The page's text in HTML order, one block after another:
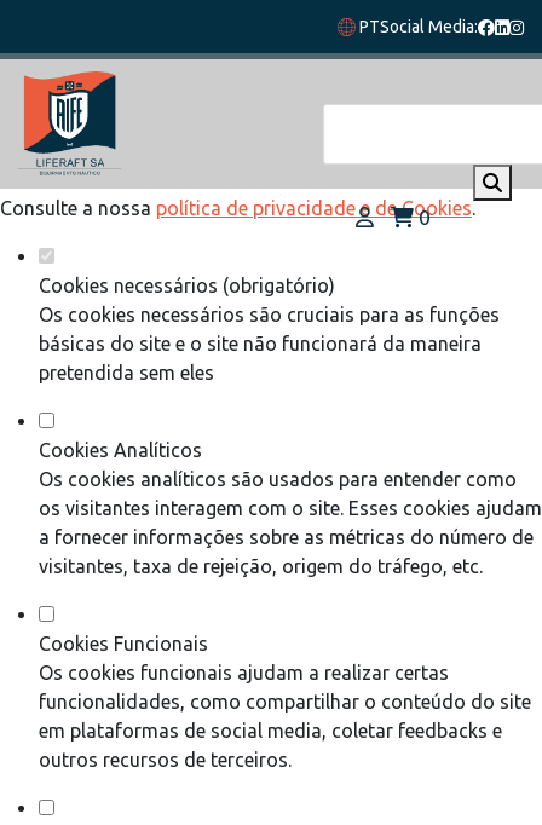
Defina as suas preferências de cookies
para este website.
Este website utiliza cookies estritamente necessários,
analíticos e funcionais, para lhe oferecer uma boa experiência
de navegação e acesso a todas as funcionalidades.
Consulte a nossa política de privacidade e de Cookies.
Cookies necessários (obrigatório)
Os cookies necessários são cruciais para as funções
básicas do site e o site não funcionará da maneira
pretendida sem eles
Cookies Analíticos
Os cookies analíticos são usados para entender como
os visitantes interagem com o site. Esses cookies ajudam
a fornecer informações sobre as métricas do número de
visitantes, taxa de rejeição, origem do tráfego, etc.
Cookies Funcionais
Os cookies funcionais ajudam a realizar certas
funcionalidades, como compartilhar o conteúdo do site
em plataformas de social media, coletar feedbacks e
outros recursos de terceiros.
PTSocial Media:
0